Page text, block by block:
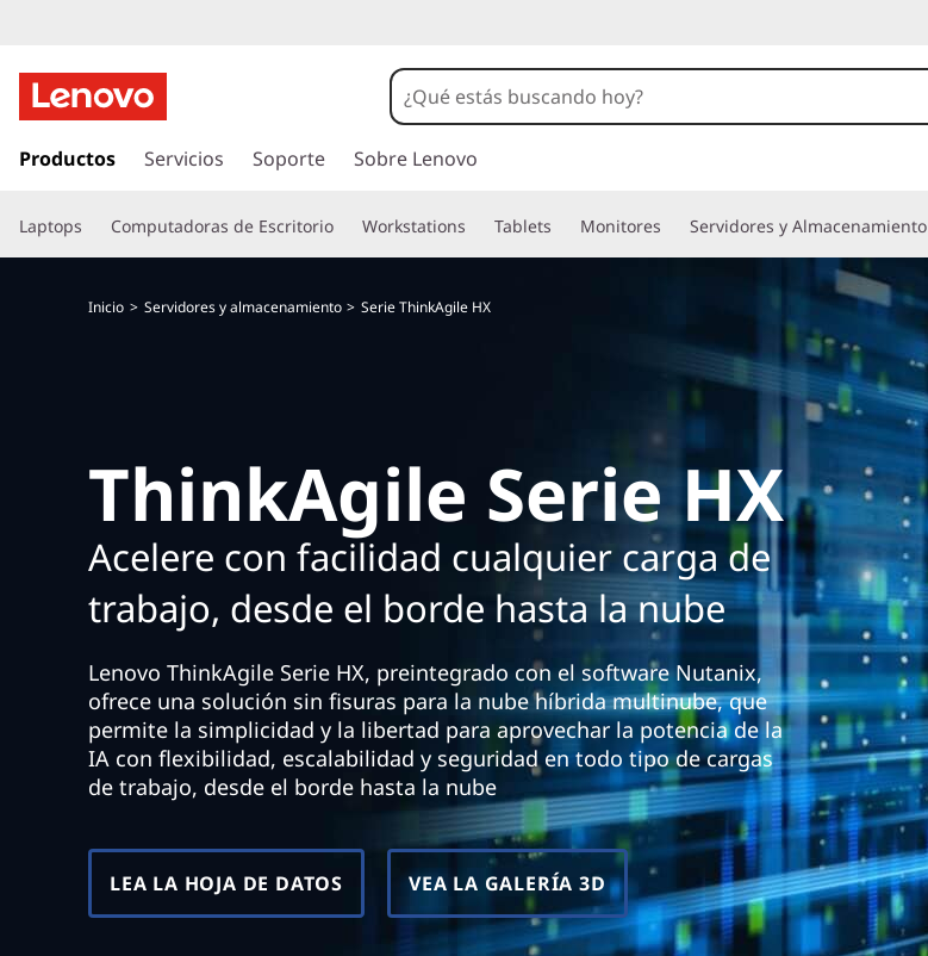
r
c
o
Productos Servicios Soporte Sobre Lenovo
Laptops Computadoras de Escritorio Workstations Tablets Monitores Servidores y Almacenamiento
Inicio Servidores y almacenamiento Serie ThinkAgile HX
ThinkAgile Serie HX
Acelere con facilidad cualquier carga de
trabajo, desde el borde hasta la nube
Lenovo ThinkAgile Serie HX, preintegrado con el software Nutanix,
ofrece una solución sin fisuras para la nube híbrida multinube, que
permite la simplicidad y la libertad para aprovechar la potencia de la
IA con flexibilidad, escalabilidad y seguridad en todo tipo de cargas
de trabajo, desde el borde hasta la nube
LEA LA HOJA DE DATOS VEA LA GALERÍA 3D